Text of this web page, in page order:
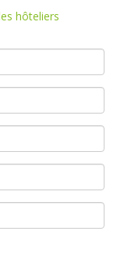
hôteliers